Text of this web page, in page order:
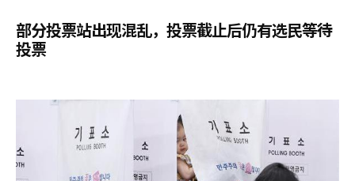
部分投票站出现混乱，投票截止后仍有选民等待
投票